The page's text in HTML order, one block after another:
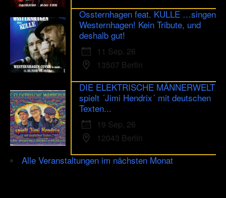
Ossternhagen feat. KULLE …singen
Westernhagen! Kein Tribute, und
deshalb gut!
11 Sep. 26
13507 Berlin
DIE ELEKTRISCHE MÄNNERWELT
spielt ´Jimi Hendrix´ mit deutschen
Texten...
19 Sep. 26
12043 Berlin
Alle Veranstaltungen im nächsten Monat